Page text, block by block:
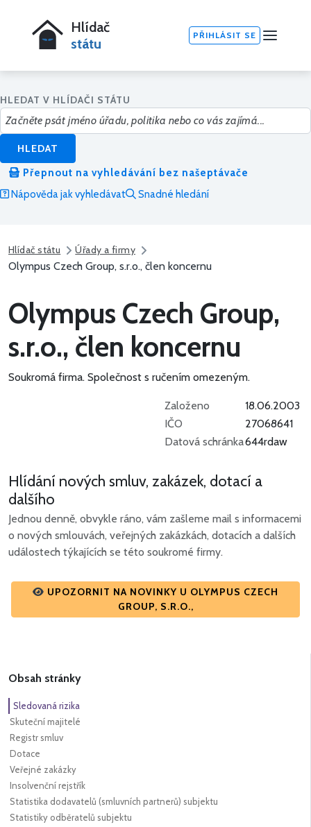
Hlídač
státu
PŘIHLÁSIT SE
HLEDAT V HLÍDAČI STÁTU
HLEDAT
Přepnout na vyhledávání bez našeptávače
Nápověda jak vyhledávat
Snadné hledání
Hlídač státu Úřady a firmy
Olympus Czech Group, s.r.o., člen koncernu
Olympus Czech Group,
s.r.o., člen koncernu
Soukromá firma. Společnost s ručením omezeným.
Založeno
18.06.2003
IČO
27068641
Datová schránka644rdaw
Hlídání nových smluv, zakázek, dotací a
dalšího
Jednou denně, obvykle ráno, vám zašleme mail s informacemi
o nových smlouvách, veřejných zakázkách, dotacích a dalších
událostech týkajících se této soukromé firmy.
UPOZORNIT NA NOVINKY U OLYMPUS CZECH
GROUP, S.R.O.,
Obsah stránky
Sledovaná rizika
Skuteční majitelé
Registr smluv
Dotace
Veřejné zakázky
Insolvenční rejstřík
Statistika dodavatelů (smluvních partnerů) subjektu
Statistiky odběratelů subjektu